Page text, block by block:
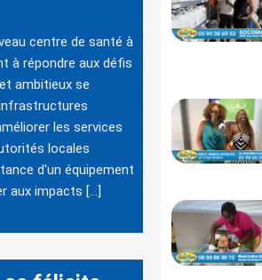
centre de santé à
à répondre aux défis
ambitieux se
les services
locales
d'un équipement
aux impacts […]